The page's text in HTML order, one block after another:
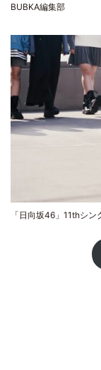
BUBKA編集部
「日向坂46」11thシン